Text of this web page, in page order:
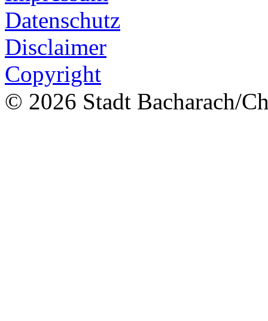
Datenschutz
Disclaimer
Copyright
© 2026 Stadt Bacharach/